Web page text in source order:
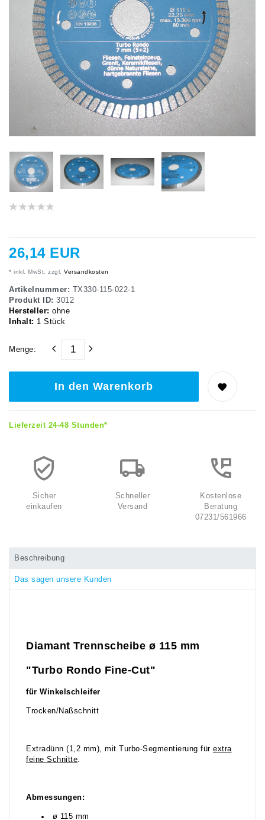
26,14 EUR
* inkl. MwSt. zzgl. Versandkosten
Artikelnummer: TX330-115-022-1
Produkt ID: 3012
Hersteller: ohne
Inhalt: 1 Stück
Menge:
In den Warenkorb
Lieferzeit 24-48 Stunden*
Sicher
einkaufen
Schneller
Versand
Kostenlose
Beratung
07231/561966
Beschreibung
Das sagen unsere Kunden
Diamant Trennscheibe ø 115 mm
"Turbo Rondo Fine-Cut"
für Winkelschleifer
Trocken/Naßschnitt
Extradünn (1,2 mm), mit Turbo-Segmentierung für extra
feine Schnitte.
Abmessungen:
ø 115 mm